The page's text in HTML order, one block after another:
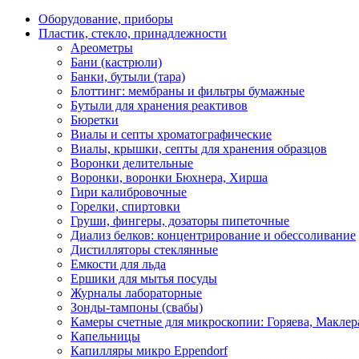
Оборудование, приборы
Пластик, стекло, принадлежности
Ареометры
Бани (кастрюли)
Банки, бутыли (тара)
Блоттинг: мембраны и фильтры бумажные
Бутыли для хранения реактивов
Бюретки
Виалы и септы хроматографические
Виалы, крышки, септы для хранения образцов
Воронки делительные
Воронки, воронки Бюхнера, Хирша
Гири калибровочные
Горелки, спиртовки
Груши, фингеры, дозаторы пипеточные
Диализ белков: концентрирование и обессоливание
Дистилляторы стеклянные
Емкости для льда
Ершики для мытья посуды
Журналы лабораторные
Зонды-тампоны (свабы)
Камеры счетные для микроскопии: Горяева,
Капельницы
Капилляры микро Eppendorf